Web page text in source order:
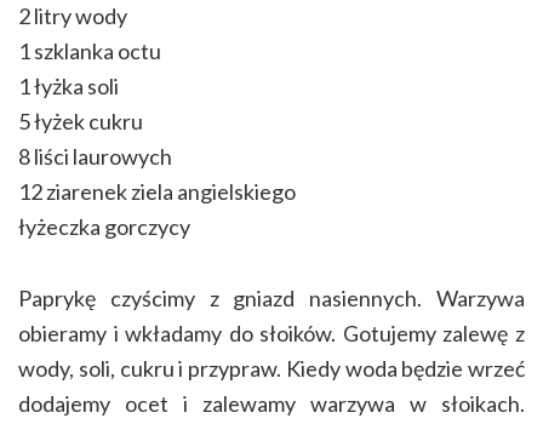
2 litry wody
1 szklanka octu
1 łyżka soli
5 łyżek cukru
8 liści laurowych
12 ziarenek ziela angielskiego
łyżeczka gorczycy
Paprykę czyścimy z gniazd nasiennych. Warzywa
obieramy i wkładamy do słoików. Gotujemy zalewę z
wody, soli, cukru i przypraw. Kiedy woda będzie wrzeć
dodajemy ocet i zalewamy warzywa w słoikach.